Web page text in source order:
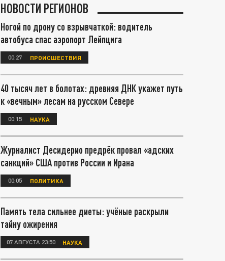
НОВОСТИ РЕГИОНОВ
Ногой по дрону со взрывчаткой: водитель
автобуса спас аэропорт Лейпцига
00:27 ПРОИСШЕСТВИЯ
40 тысяч лет в болотах: древняя ДНК укажет путь
к «вечным» лесам на русском Севере
00:15 НАУКА
Журналист Десидерио предрёк провал «адских
санкций» США против России и Ирана
00:05 ПОЛИТИКА
Память тела сильнее диеты: учёные раскрыли
тайну ожирения
07 АВГУСТА 23:50 НАУКА